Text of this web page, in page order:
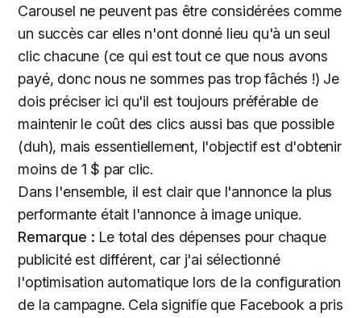
Carousel ne peuvent pas être considérées comme
un succès car elles n'ont donné lieu qu'à un seul
clic chacune (ce qui est tout ce que nous avons
payé, donc nous ne sommes pas trop fâchés !) Je
dois préciser ici qu'il est toujours préférable de
maintenir le coût des clics aussi bas que possible
(duh), mais essentiellement, l'objectif est d'obtenir
moins de 1 $ par clic.
Dans l'ensemble, il est clair que l'annonce la plus
performante était l'annonce à image unique.
Remarque : Le total des dépenses pour chaque
publicité est différent, car j'ai sélectionné
l'optimisation automatique lors de la configuration
de la campagne. Cela signifie que Facebook a pris